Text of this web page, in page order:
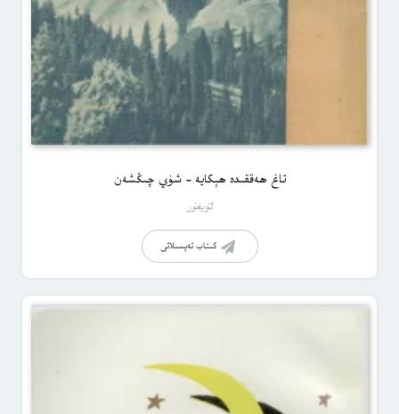
تاغ ھەققىدە ھېكايە – شۈي چىڭشەن
ئۇيغۇر
كىتاب تەپسىلاتى